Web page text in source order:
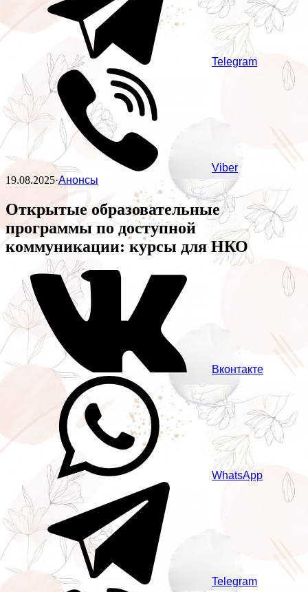
Telegram
Viber
19.08.2025·Анонсы
Открытые образовательные
программы по доступной
коммуникации: курсы для НКО
Вконтакте
WhatsApp
Telegram